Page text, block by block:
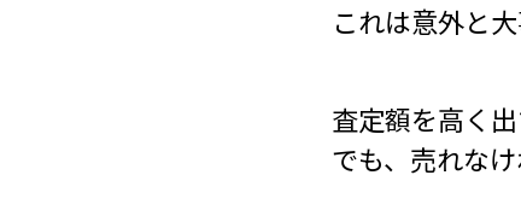
これは意外と
査定額を高く
でも、売れな